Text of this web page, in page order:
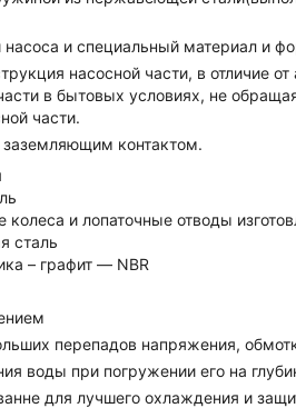
насоса и специальный материал и
насосной части, в отличие
в бытовых условиях, не
части.
заземляющим контактом.
колеса и лопаточные отводы
сталь
– графит — NBR
перепадов напряжения,
воды при погружении его на
для лучшего охлаждения и